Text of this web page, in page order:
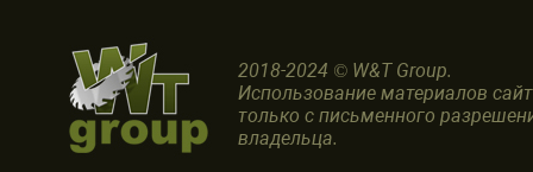
2018-2024 © W&T Group.
Использование материалов
только с письменного
владельца.